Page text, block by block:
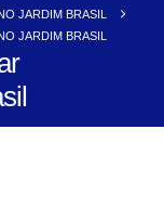
JARDIM BRASIL
JARDIM BRASIL